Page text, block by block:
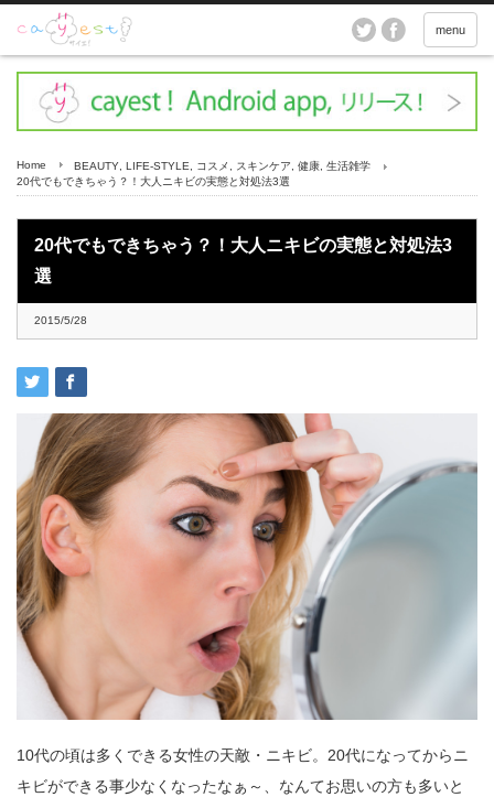
menu
Home BEAUTY LIFE-STYLE コスメ スキンケア 健康 生活雑学
20代でもできちゃう？！大人ニキビの実態と対処法3選
20代でもできちゃう？！大人ニキビの実態と対処法3
選
2015/5/28
10代の頃は多くできる女性の天敵・ニキビ。20代になってからニ
キビができる事少なくなったなぁ～、なんてお思いの方も多いと